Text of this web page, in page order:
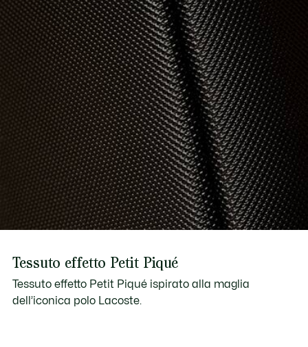
Tessuto effetto Petit Piqué
Tessuto effetto Petit Piqué ispirato alla maglia
dell’iconica polo Lacoste.